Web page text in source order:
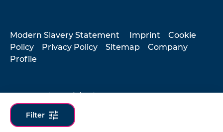
Filter tune
Modern Slavery Statement Imprint
Cookie
Policy
Privacy Policy Sitemap
Company
Profile
© 2026 Hottinger Brüel & Kjær